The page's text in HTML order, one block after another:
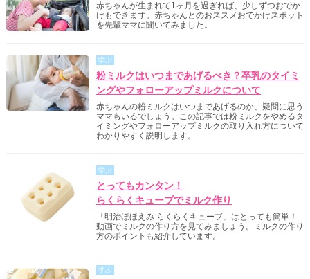
赤ちゃんが生まれて1ヶ月を過ぎれば、少しずつおでか
けもできます。赤ちゃんとのおススメおでかけスポット
を先輩ママに聞いてみました。
学ぶ
粉ミルクはいつまであげるべき？卒乳のタイミ
ングやフォローアップミルクについて
赤ちゃんの粉ミルクはいつまであげるのか、疑問に思う
ママもいるでしょう。この記事では粉ミルクをやめるタ
イミングやフォローアップミルクの取り入れ方について
わかりやすく説明します。
学ぶ
とってもカンタン！
らくらくキューブでミルク作り
「明治ほほえみ らくらくキューブ」はとっても簡単！
動画でミルクの作り方を見てみましょう。ミルクの作り
方のポイントも紹介しています。
学ぶ